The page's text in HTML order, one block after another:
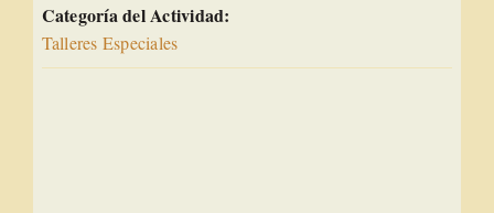
Categoría del Actividad:
Talleres Especiales